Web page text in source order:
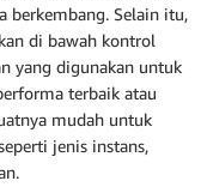
berkembang. Selain itu,
di bawah kontrol
yang digunakan untuk
terbaik atau
mudah untuk
jenis instans,